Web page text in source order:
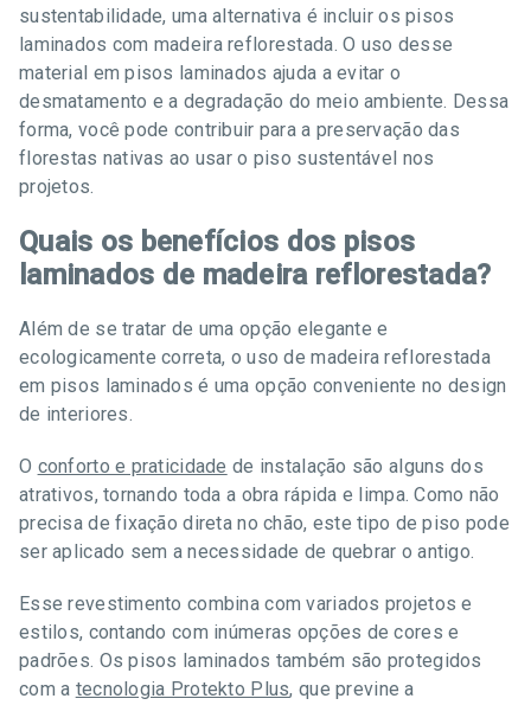
sustentabilidade, uma alternativa é incluir os pisos
laminados com madeira reflorestada. O uso desse
material em pisos laminados ajuda a evitar o
desmatamento e a degradação do meio ambiente. Dessa
forma, você pode contribuir para a preservação das
florestas nativas ao usar o piso sustentável nos
projetos.
Quais os benefícios dos pisos
laminados de madeira reflorestada?
Além de se tratar de uma opção elegante e
ecologicamente correta, o uso de madeira reflorestada
em pisos laminados é uma opção conveniente no design
de interiores.
O conforto e praticidade de instalação são alguns dos
atrativos, tornando toda a obra rápida e limpa. Como não
precisa de fixação direta no chão, este tipo de piso pode
ser aplicado sem a necessidade de quebrar o antigo.
Esse revestimento combina com variados projetos e
estilos, contando com inúmeras opções de cores e
padrões. Os pisos laminados também são protegidos
com a tecnologia Protekto Plus, que previne a